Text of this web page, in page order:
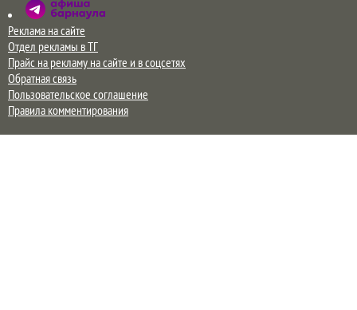
Реклама на сайте
Отдел рекламы в ТГ
Прайс на рекламу на сайте и в соцсетях
Обратная связь
Пользовательское соглашение
Правила комментирования